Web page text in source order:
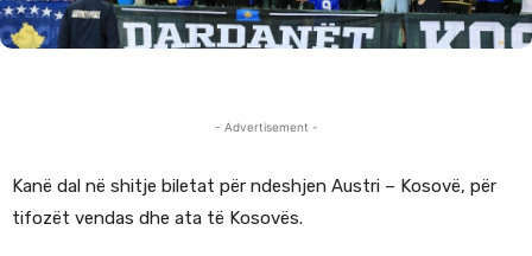
- Advertisement -
Kanë dal në shitje biletat për ndeshjen Austri – Kosovë, për
tifozët vendas dhe ata të Kosovës.